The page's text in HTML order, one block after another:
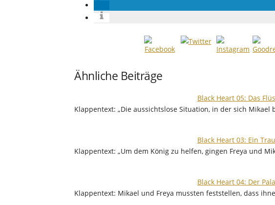
Ähnliche Beiträge
Black Heart 05: Das
Klappentext: „Die aussichtslose Situation, in der sich Mikael
Black Heart 03: Ein
Klappentext: „Um dem König zu helfen, gingen Freya und
Black Heart 04: Der
Klappentext: Mikael und Freya mussten feststellen, dass